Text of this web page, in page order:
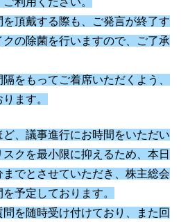
頂戴する際も、ご発言が終了す
の除菌を行いますので、ご了承
をもってご着席いただくよう、
ます。
、議事進行にお時間をいただい
クを最小限に抑えるため、本日
でとさせていただき、株主総会
予定しております。
を随時受け付けており、また回